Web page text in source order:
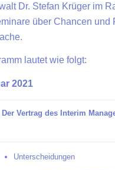
Dr. Stefan Krüger im
über Chancen und
lautet wie folgt:
2021
Der Vertrag des Interim
Unterscheidungen